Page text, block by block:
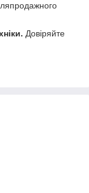
Довіряйте